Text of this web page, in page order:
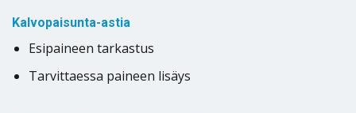
Kalvopaisunta-astia
Esipaineen tarkastus
Tarvittaessa paineen lisäys